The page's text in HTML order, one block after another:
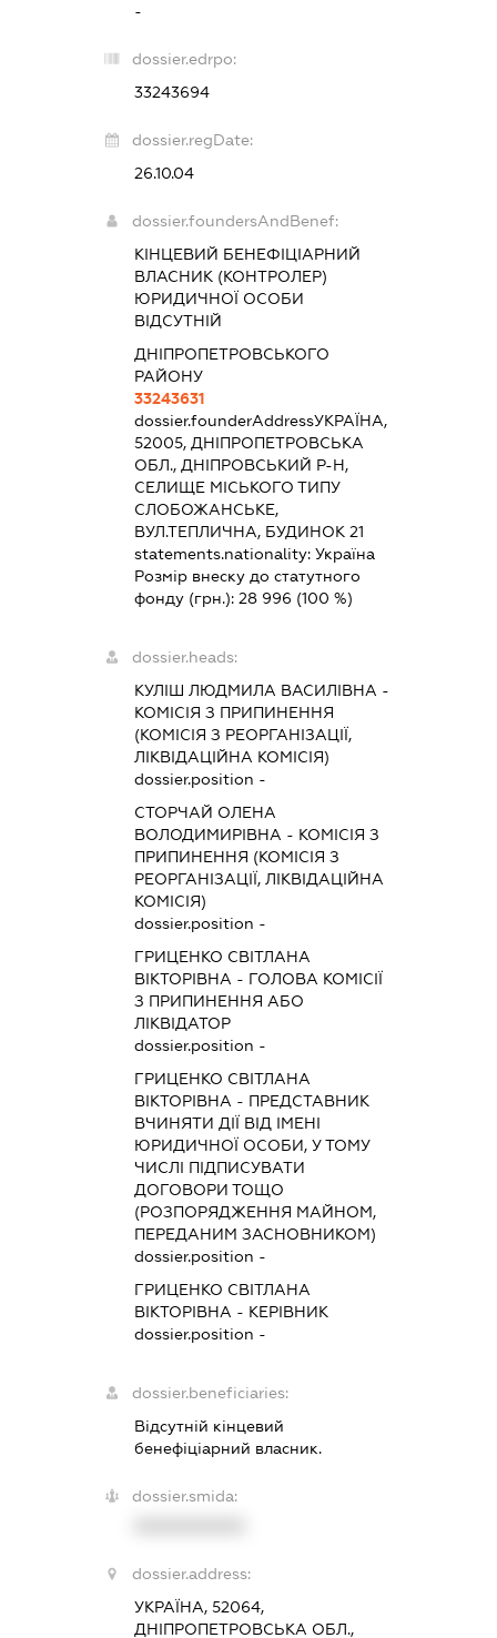
-
dossier.edrpo:
33243694
dossier.regDate:
26.10.04
dossier.foundersAndBenef:
КІНЦЕВИЙ БЕНЕФІЦІАРНИЙ
ВЛАСНИК (КОНТРОЛЕР)
ЮРИДИЧНОЇ ОСОБИ
ВІДСУТНІЙ
ДНІПРОПЕТРОВСЬКОГО
РАЙОНУ
33243631
dossier.founderAddressУКРАЇНА,
52005, ДНІПРОПЕТРОВСЬКА
ОБЛ., ДНІПРОВСЬКИЙ Р-Н,
СЕЛИЩЕ МІСЬКОГО ТИПУ
СЛОБОЖАНСЬКЕ,
ВУЛ.ТЕПЛИЧНА, БУДИНОК 21
statements.nationality:Україна
Розмір внеску до статутного
фонду (грн.):28 996 (100 %)
dossier.heads:
КУЛІШ ЛЮДМИЛА ВАСИЛІВНА -
КОМІСІЯ З ПРИПИНЕННЯ
(КОМІСІЯ З РЕОРГАНІЗАЦІЇ,
ЛІКВІДАЦІЙНА КОМІСІЯ)
dossier.position -
СТОРЧАЙ ОЛЕНА
ВОЛОДИМИРІВНА - КОМІСІЯ З
ПРИПИНЕННЯ (КОМІСІЯ З
РЕОРГАНІЗАЦІЇ, ЛІКВІДАЦІЙНА
КОМІСІЯ)
dossier.position -
ГРИЦЕНКО СВІТЛАНА
ВІКТОРІВНА - ГОЛОВА КОМІСІЇ
З ПРИПИНЕННЯ АБО
ЛІКВІДАТОР
dossier.position -
ГРИЦЕНКО СВІТЛАНА
ВІКТОРІВНА - ПРЕДСТАВНИК
ВЧИНЯТИ ДІЇ ВІД ІМЕНІ
ЮРИДИЧНОЇ ОСОБИ, У ТОМУ
ЧИСЛІ ПІДПИСУВАТИ
ДОГОВОРИ ТОЩО
(РОЗПОРЯДЖЕННЯ МАЙНОМ,
ПЕРЕДАНИМ ЗАСНОВНИКОМ)
dossier.position -
ГРИЦЕНКО СВІТЛАНА
ВІКТОРІВНА - КЕРІВНИК
dossier.position -
dossier.beneficiaries:
Відсутній кінцевий
бенефіціарний власник.
dossier.smida:
dossier.address:
УКРАЇНА, 52064,
ДНІПРОПЕТРОВСЬКА ОБЛ.,